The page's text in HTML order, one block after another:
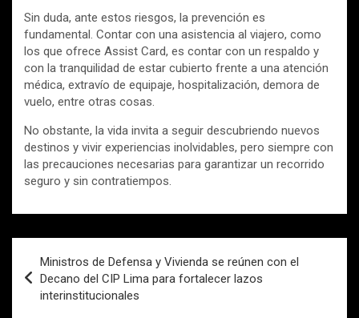
Sin duda, ante estos riesgos, la prevención es
fundamental. Contar con una asistencia al viajero, como
los que ofrece Assist Card, es contar con un respaldo y
con la tranquilidad de estar cubierto frente a una atención
médica, extravío de equipaje, hospitalización, demora de
vuelo, entre otras cosas.
No obstante, la vida invita a seguir descubriendo nuevos
destinos y vivir experiencias inolvidables, pero siempre con
las precauciones necesarias para garantizar un recorrido
seguro y sin contratiempos.
de
entradas
Ministros de Defensa y Vivienda se reúnen con el
Decano del CIP Lima para fortalecer lazos
interinstitucionales